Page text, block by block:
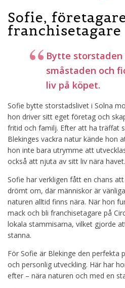
Sofie,
Bytte storstaden
småstaden och
liv på köpet.
Sofie bytte storstadslivet i Solna
hon driver sitt eget företag och
fritid och familj. Efter att ha träffat
Blekinges vackra natur kände hon
hon inte bara utrymme att
också att njuta av sitt liv nära havet.
Sofie har verkligen fått en chans
drömt om, där människor är
naturen alltid finns nära. När hon
mack och bli franchisetagare på
lokala stammisarna, vilket gjorde
stanna.
För Sofie är Blekinge den perfekta
och personlig utveckling. Här har
efter – nära naturen och med en